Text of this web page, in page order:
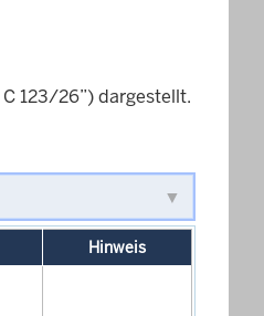
C 123/26”) dargestellt.
Hinweis